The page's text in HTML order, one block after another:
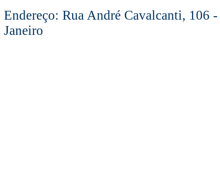
Endereço: Rua André Cavalcanti, 106
Janeiro